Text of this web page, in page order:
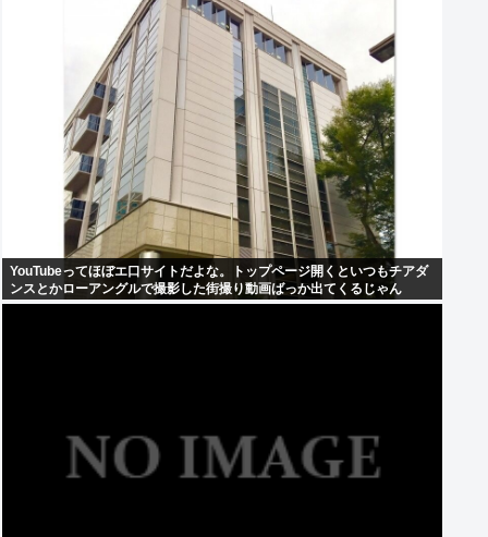
YouTubeってほぼエ口サイトだよな。トップページ開くといつもチアダ
ンスとかローアングルで撮影した街撮り動画ばっか出てくるじゃん